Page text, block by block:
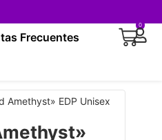
Frecuentes
0
Amethyst» EDP Unisex